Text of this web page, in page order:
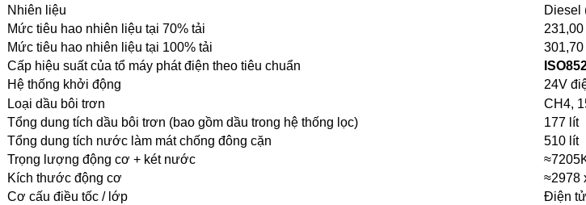
Nhiên liệu
Diesel
Mức tiêu hao nhiên liệu tại 70% tải
Mức tiêu hao nhiên liệu tại 100% tải
Cấp hiệu suất của tổ máy phát điện theo tiêu chuẩn
Hệ thống khởi động
24V
Loại dầu bôi trơn
CH4,
Tổng dung tích dầu bôi trơn (bao gồm dầu trong hệ thống lọc)
177 lít
Tổng dung tích nước làm mát chống đông cặn
510 lít
Trọng lượng động cơ + két nước
Kích thước động cơ
≈2978
Cơ cấu điều tốc / lớp
Điện